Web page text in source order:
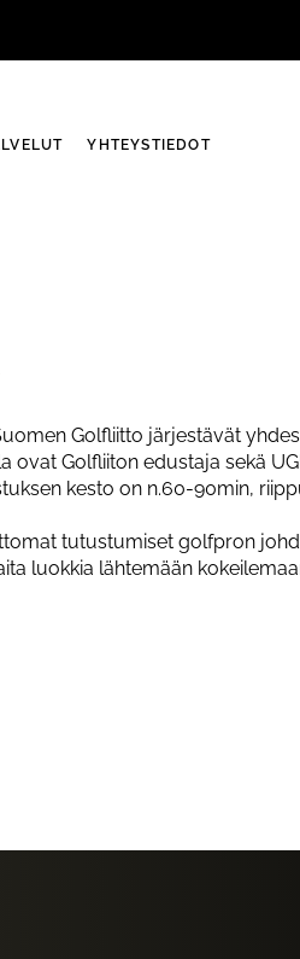
YHTEYSTIEDOT
Golfliitto järjestävät
ovat Golfliiton edustaja sekä
kesto on n.60-90min,
tutustumiset golfpron
luokkia lähtemään